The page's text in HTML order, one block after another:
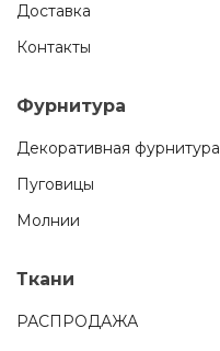
Доставка
Контакты
Фурнитура
Декоративная фурнитура
Пуговицы
Молнии
Ткани
РАСПРОДАЖА